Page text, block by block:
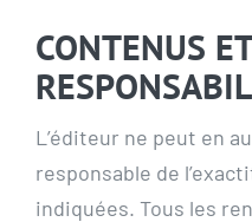
CONTENUS ET
L’éditeur ne peut en
responsable de
indiquées. Tous les